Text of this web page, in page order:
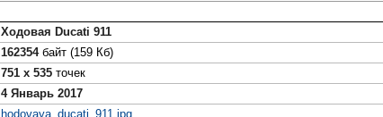
Ходовая Ducati 911
162354байт (159 Кб)
751 x 535 точек
4 Январь 2017
hodovaya_ducati_911.jpg